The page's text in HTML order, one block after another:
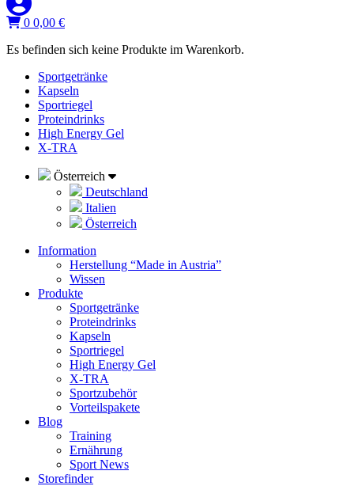
0 0,00 €
Es befinden sich keine Produkte im Warenkorb.
Sportgetränke
Kapseln
Sportriegel
Proteindrinks
High Energy Gel
X-TRA
Österreich
Deutschland
Italien
Österreich
Information
Herstellung “Made in Austria”
Wissen
Produkte
Sportgetränke
Proteindrinks
Kapseln
Sportriegel
High Energy Gel
X-TRA
Sportzubehör
Vorteilspakete
Blog
Training
Ernährung
Sport News
Storefinder